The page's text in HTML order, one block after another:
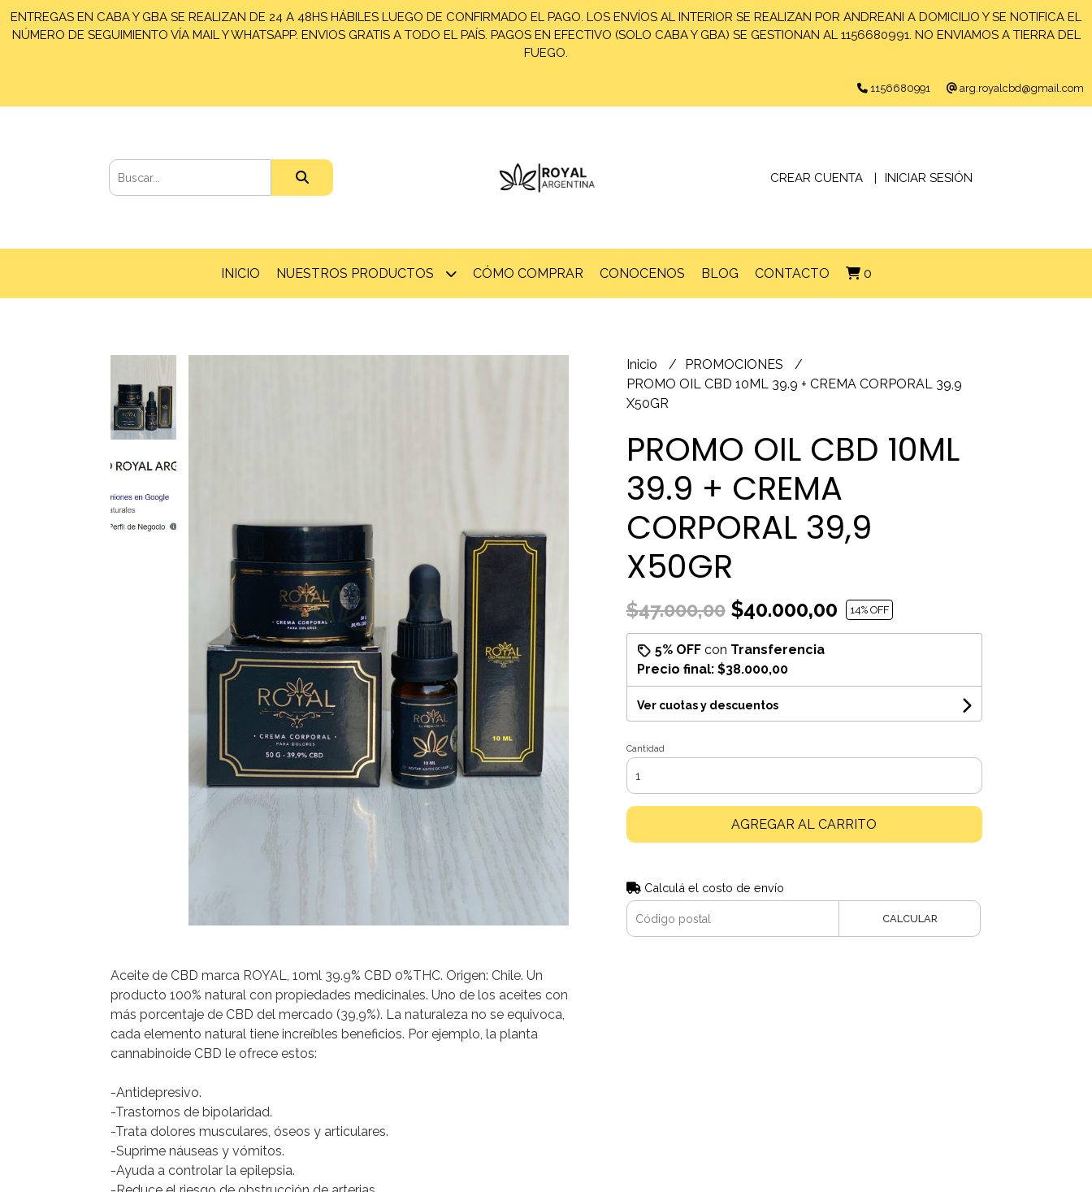
ENTREGAS EN CABA Y GBA SE REALIZAN DE 24 A 48HS HÁBILES LUEGO DE CONFIRMADO EL PAGO. LOS ENVÍOS AL INTERIOR SE REALIZAN POR ANDREANI A DOMICILIO Y SE NOTIFICA EL
NÚMERO DE SEGUIMIENTO VÍA MAIL Y WHATSAPP. ENVIOS GRATIS A TODO EL PAÍS. PAGOS EN EFECTIVO (SOLO CABA Y GBA) SE GESTIONAN AL 1156680991. NO ENVIAMOS A TIERRA DEL
FUEGO.
1156680991 arg.royalcbd@gmail.com
CREAR CUENTA INICIAR SESIÓN
INICIO NUESTROS PRODUCTOS CÓMO COMPRAR CONOCENOS BLOG CONTACTO 0
Aceite de CBD marca ROYAL, 10ml 39.9% CBD 0%THC. Origen: Chile. Un
producto 100% natural con propiedades medicinales. Uno de los aceites con
más porcentaje de CBD del mercado (39,9%). La naturaleza no se equivoca,
cada elemento natural tiene increíbles beneficios. Por ejemplo, la planta
cannabinoide CBD le ofrece estos:
-Antidepresivo.
-Trastornos de bipolaridad.
-Trata dolores musculares, óseos y articulares.
-Suprime náuseas y vómitos.
-Ayuda a controlar la epilepsia.
Inicio
PROMOCIONES
PROMO OIL CBD 10ML 39.9 + CREMA CORPORAL 39,9
X50GR
PROMO OIL CBD 10ML
39.9 + CREMA
CORPORAL 39,9
X50GR
$47.000,00$40.000,00 14% OFF
5% OFFcon Transferencia
Precio final: $38.000,00
Ver cuotas y descuentos
Cantidad
AGREGAR AL CARRITO
Calculá el costo de envío
CALCULAR